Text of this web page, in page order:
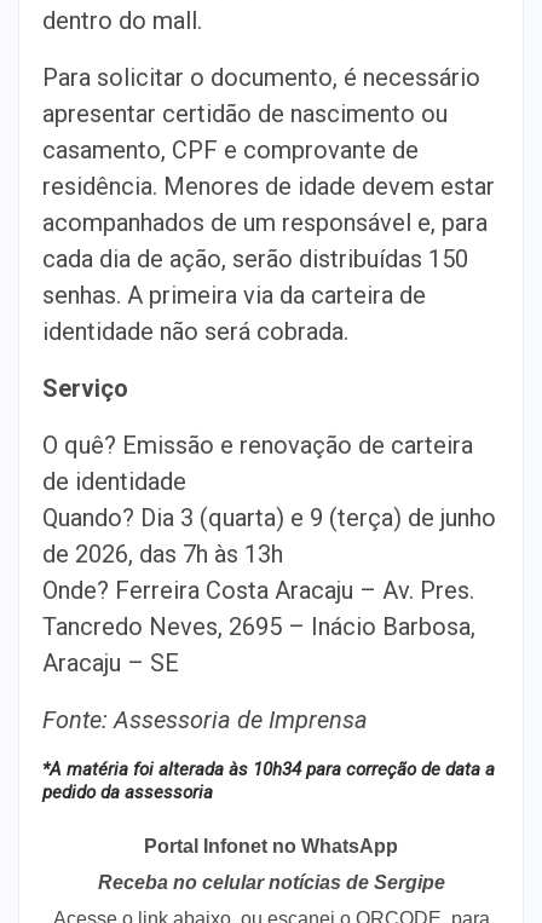
dentro do mall.
Para solicitar o documento, é necessário
apresentar certidão de nascimento ou
casamento, CPF e comprovante de
residência. Menores de idade devem estar
acompanhados de um responsável e, para
cada dia de ação, serão distribuídas 150
senhas. A primeira via da carteira de
identidade não será cobrada.
Serviço
O quê? Emissão e renovação de carteira
de identidade
Quando? Dia 3 (quarta) e 9 (terça) de junho
de 2026, das 7h às 13h
Onde? Ferreira Costa Aracaju – Av. Pres.
Tancredo Neves, 2695 – Inácio Barbosa,
Aracaju – SE
Fonte: Assessoria de Imprensa
*A matéria foi alterada às 10h34 para correção de data a
pedido da assessoria
Portal Infonet no WhatsApp
Receba no celular notícias de Sergipe
Acesse o link abaixo, ou escanei o QRCODE, para